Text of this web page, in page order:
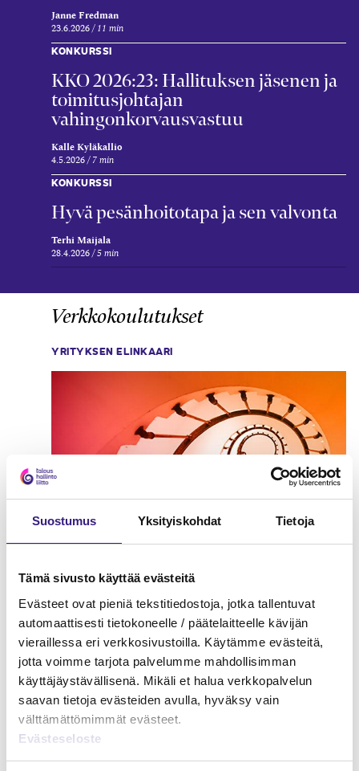
Suostumus Yksityiskohdat Tietoja
Tämä sivusto käyttää evästeitä
Evästeet ovat pieniä tekstitiedostoja, jotka tallentuvat
automaattisesti tietokoneelle / päätelaitteelle kävijän
vieraillessa eri verkkosivustoilla. Käytämme evästeitä,
jotta voimme tarjota palvelumme mahdollisimman
käyttäjäystävällisenä. Mikäli et halua verkkopalvelun
saavan tietoja evästeiden avulla, hyväksy vain
välttämättömimmät evästeet.
Evästeseloste
Janne Fredman
23.6.2026 11 min
KONKURSSI
KKO 2026:23: Hallituksen jäsenen ja
toimitusjohtajan
vahingonkorvausvastuu
Kalle Kyläkallio
4.5.2026 7 min
KONKURSSI
Hyvä pesänhoitotapa ja sen valvonta
Terhi Maijala
28.4.2026 5 min
Verkkokoulutukset
YRITYKSEN ELINKAARI
Konkurssipesän taloushallinto
OSAKEYHTIÖ